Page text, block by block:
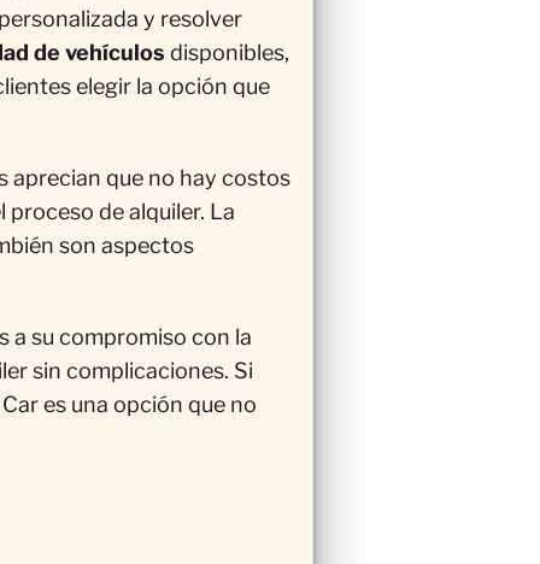
y resolver
de vehículos disponibles,
elegir la opción que
aprecian que no hay costos
de alquiler. La
son aspectos
a su compromiso con la
sin complicaciones. Si
es una opción que no